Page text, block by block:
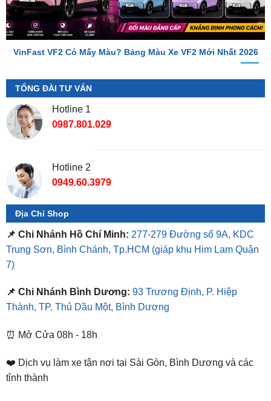
VinFast VF2 Có Mấy Màu? Bảng Màu Xe VF2 Mới Nhất 2026
TỔNG ĐÀI TƯ VẤN
Hotline 1
0987.801.029
Địa Chỉ Shop
📌 Chi Nhánh Hồ Chí Minh: 277-279 Đường số 9A, KDC
Trung Sơn, Bình Chánh, Tp.HCM
7)
📌 Chi Nhánh Bình Dương:
⏰ Mở Cửa 08h - 18h
❤️ Dịch vụ làm xe tận nơi tại Sài Gòn, Bình Dương và các